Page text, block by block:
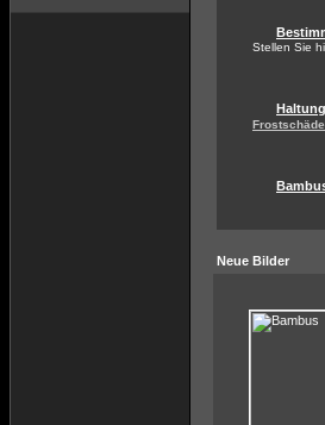
Stellen Sie
Neue Bilder